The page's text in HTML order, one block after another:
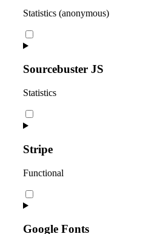
Statistics (anonymous)
Consent
to
elementor
Sourcebuster JS
Statistics
Consent
to
sourcebuster-
js
Stripe
Functional
Consent
to
stripe
Google Fonts